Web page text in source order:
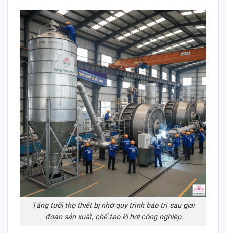
Tăng tuổi thọ thiết bị nhờ quy trình bảo trì sau giai
đoạn sản xuất, chế tạo lò hơi công nghiệp